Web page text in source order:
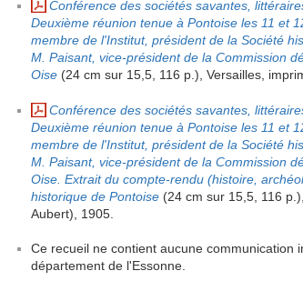
Conférence des sociétés savantes,
Deuxième réunion tenue à Pontoise les 11 et
membre de l'Institut, président de la Société
M. Paisant, vice-président de la Commission
Oise (24 cm sur 15,5, 116 p.), Versailles,
Conférence des sociétés savantes,
Deuxième réunion tenue à Pontoise les 11 et
membre de l'Institut, président de la Société
M. Paisant, vice-président de la Commission
Oise. Extrait du compte-rendu (histoire,
historique de Pontoise (24 cm sur 15,5, 116
Aubert), 1905.
Ce recueil ne contient aucune
département de l'Essonne.